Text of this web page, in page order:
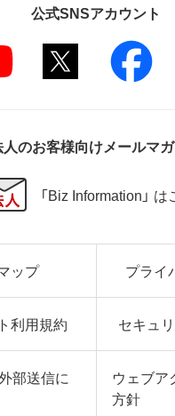
公式SNSアカウント
のお客様向けメールマ
「Biz Information」 は
ップ プライ
利用規約 セキュ
部送信に
ウェブア
方針